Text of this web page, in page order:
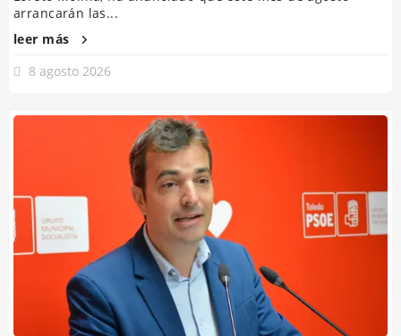
arrancarán las...
leer más
8 agosto 2026